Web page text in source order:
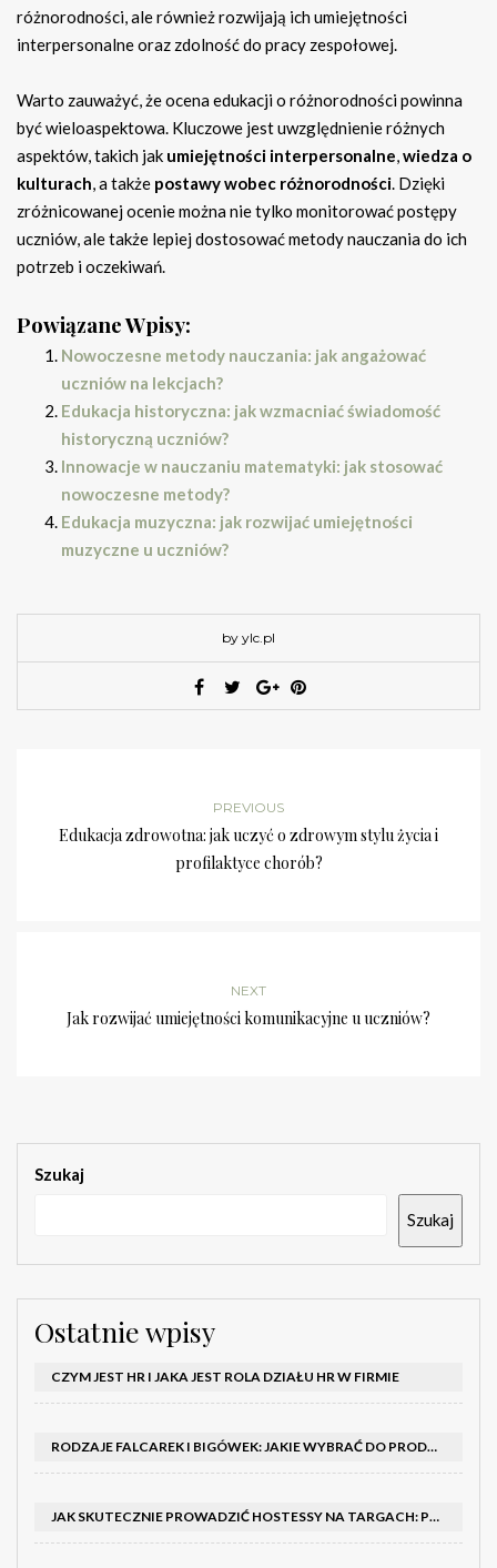
różnorodności, ale również rozwijają ich umiejętności
interpersonalne oraz zdolność do pracy zespołowej.
Warto zauważyć, że ocena edukacji o różnorodności powinna
być wieloaspektowa. Kluczowe jest uwzględnienie różnych
aspektów, takich jak umiejętności interpersonalne,wiedza o
kulturach, a także postawy wobec różnorodności. Dzięki
zróżnicowanej ocenie można nie tylko monitorować postępy
uczniów, ale także lepiej dostosować metody nauczania do ich
potrzeb i oczekiwań.
Powiązane Wpisy:
Nowoczesne metody nauczania: jak angażować
uczniów na lekcjach?
Edukacja historyczna: jak wzmacniać świadomość
historyczną uczniów?
Innowacje w nauczaniu matematyki: jak stosować
nowoczesne metody?
Edukacja muzyczna: jak rozwijać umiejętności
muzyczne u uczniów?
by ylc.pl
PREVIOUS
Edukacja zdrowotna: jak uczyć o zdrowym stylu życia i
profilaktyce chorób?
NEXT
Jak rozwijać umiejętności komunikacyjne u uczniów?
Szukaj
Szukaj
Ostatnie wpisy
CZYM JEST HR I JAKA JEST ROLA DZIAŁU HR W FIRMIE
RODZAJE FALCAREK I BIGÓWEK: JAKIE WYBRAĆ DO PRODUKCJI?
JAK SKUTECZNIE PROWADZIĆ HOSTESSY NA TARGACH: PORADNIK I SZKOLENIA